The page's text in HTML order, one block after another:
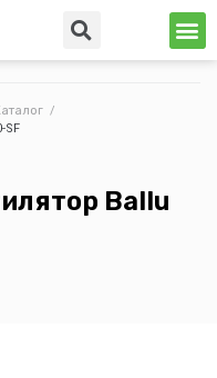
/
SF
Ballu